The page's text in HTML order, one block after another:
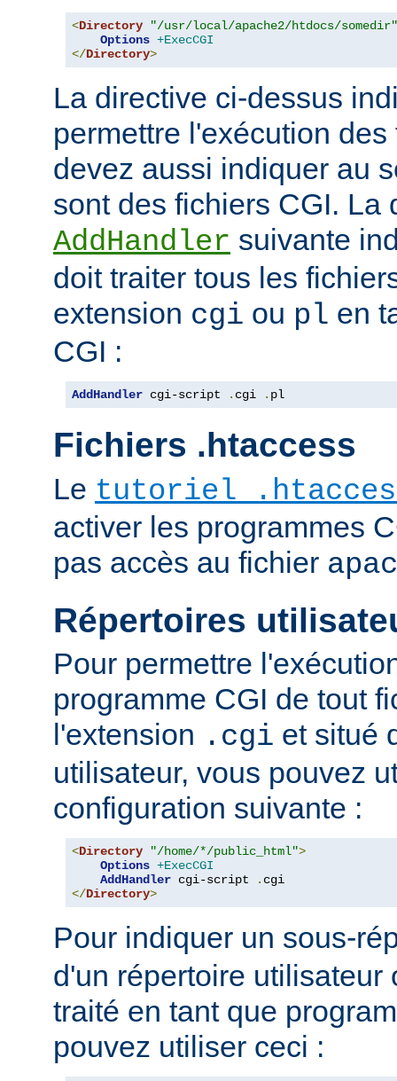
<Directory
"/usr/local/apache2/htdocs/somedir"
Options +ExecCGI
</Directory>
La directive ci-dessus
permettre l'exécution
devez aussi indiquer au
sont des fichiers CGI. La
AddHandler suivante
doit traiter tous les
extension cgi ou pl en
CGI :
AddHandler cgi-script . cgi . pl
Fichiers .htaccess
Le tutoriel
activer les programmes
pas accès au fichier
Répertoires
Pour permettre
programme CGI de tout
l'extension .cgi et situé
utilisateur, vous pouvez
configuration suivante :
<Directory "/home/*/public_html">
Options +ExecCGI
AddHandler cgi-script .
</Directory>
Pour indiquer un sous-
d'un répertoire utilisateur
traité en tant que
pouvez utiliser ceci :